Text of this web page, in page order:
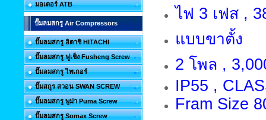
มอเตอร์ ATB
ปั๊มลมสกรู Air Compressors
ปั๊มลมสกรู ฮิตาชิ HITACHI
ปั๊มลมสกรู ฟูเช็ง Fusheng Screw
ปั๊มลมสกรู ไทเกอร์
ปั๊มสกูร สวอน SWAN SCREW
ปั๊มลมสกรู พูม่า Puma Screw
ปั๊มลมสกรู Somax Screw
ไฟ 3 เฟส ,
แบบขาตั้ง
2 โพล ,
IP55 ,
Fram Size